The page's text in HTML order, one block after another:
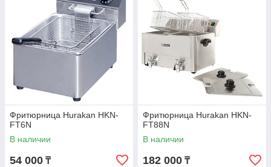
Фритюрница Hurakan HKN-
FT6N
В наличии
54 000 ₸
Фритюрница Hurakan HKN-
FT88N
В наличии
182 000 ₸